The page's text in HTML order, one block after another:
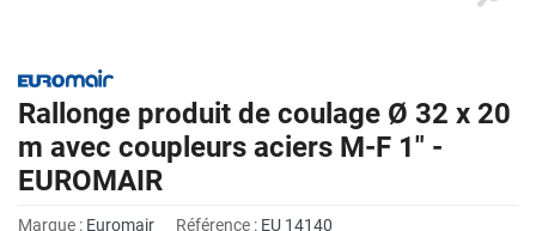
Rallonge produit de coulage Ø 32 x 20
m avec coupleurs aciers M-F 1" -
EUROMAIR
Marque : Euromair Référence : EU 14140